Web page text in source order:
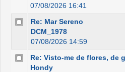
07/08/2026 16:41
Re: Mar Sereno
DCM_1978
07/08/2026 14:59
Re: Visto-me de flores, de
Hondy